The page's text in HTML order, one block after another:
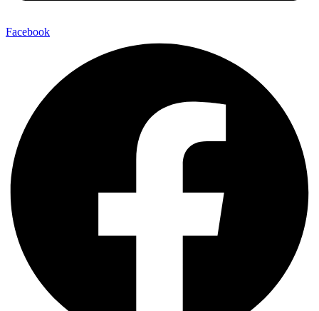
Facebook